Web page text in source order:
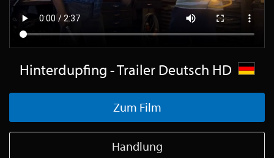
Hinterdupfing - Trailer Deutsch HD
Zum Film
Handlung